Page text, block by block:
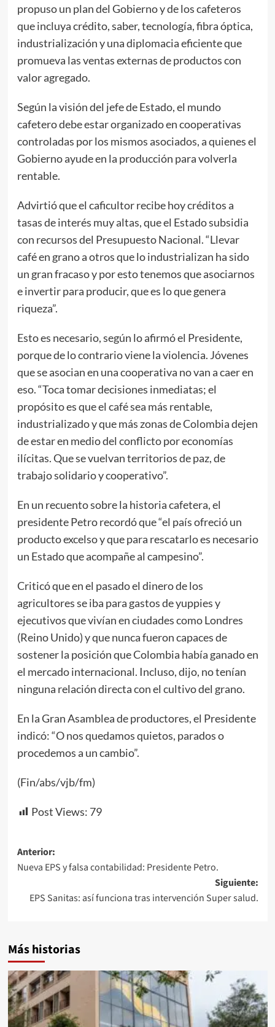
propuso un plan del Gobierno y de los cafeteros
que incluya crédito, saber, tecnología, fibra óptica,
industrialización y una diplomacia eficiente que
promueva las ventas externas de productos con
valor agregado.
Según la visión del jefe de Estado, el mundo
cafetero debe estar organizado en cooperativas
controladas por los mismos asociados, a quienes el
Gobierno ayude en la producción para volverla
rentable.
Advirtió que el caficultor recibe hoy créditos a
tasas de interés muy altas, que el Estado subsidia
con recursos del Presupuesto Nacional. “Llevar
café en grano a otros que lo industrializan ha sido
un gran fracaso y por esto tenemos que asociarnos
e invertir para producir, que es lo que genera
riqueza”.
Esto es necesario, según lo afirmó el Presidente,
porque de lo contrario viene la violencia. Jóvenes
que se asocian en una cooperativa no van a caer en
eso. “Toca tomar decisiones inmediatas; el
propósito es que el café sea más rentable,
industrializado y que más zonas de Colombia dejen
de estar en medio del conflicto por economías
ilícitas. Que se vuelvan territorios de paz, de
trabajo solidario y cooperativo”.
En un recuento sobre la historia cafetera, el
presidente Petro recordó que “el país ofreció un
producto excelso y que para rescatarlo es necesario
un Estado que acompañe al campesino”.
Criticó que en el pasado el dinero de los
agricultores se iba para gastos de yuppies y
ejecutivos que vivían en ciudades como Londres
(Reino Unido) y que nunca fueron capaces de
sostener la posición que Colombia había ganado en
el mercado internacional. Incluso, dijo, no tenían
ninguna relación directa con el cultivo del grano.
En la Gran Asamblea de productores, el Presidente
indicó: “O nos quedamos quietos, parados o
procedemos a un cambio”.
(Fin/abs/vjb/fm)
Post Views: 79
Navegación
de
entradas
Anterior:
Nueva EPS y falsa contabilidad: Presidente Petro.
Siguiente:
EPS Sanitas: así funciona tras intervención Super salud.
Más historias